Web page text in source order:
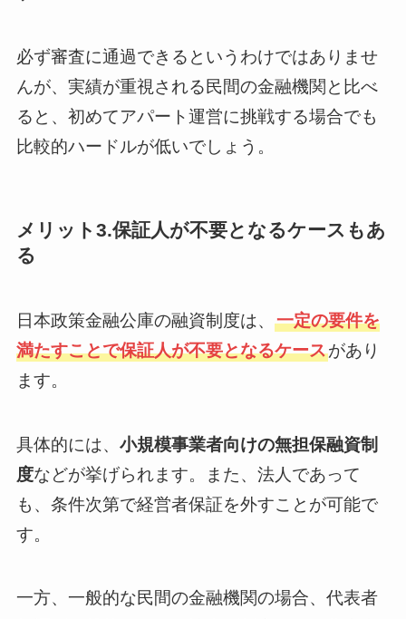
必ず審査に通過できるというわけではありませ
んが、実績が重視される民間の金融機関と比べ
ると、初めてアパート運営に挑戦する場合でも
比較的ハードルが低いでしょう。
メリット3.保証人が不要となるケースもあ
る
日本政策金融公庫の融資制度は、 一定の要件を
満たすことで保証人が不要となるケースがあり
ます。
具体的には、 小規模事業者向けの無担保融資制
度などが挙げられます。また、法人であって
も、条件次第で経営者保証を外すことが可能で
す。
一方、一般的な民間の金融機関の場合、代表者